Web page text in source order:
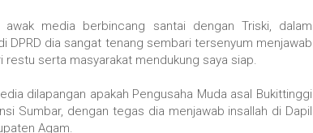
media berbincang santai dengan Triski, dalam
DPRD dia sangat tenang sembari tersenyum menjawab
serta masyarakat mendukung saya siap.
dilapangan apakah Pengusaha Muda asal Bukittinggi
Sumbar, dengan tegas dia menjawab insallah di Dapil
Agam.